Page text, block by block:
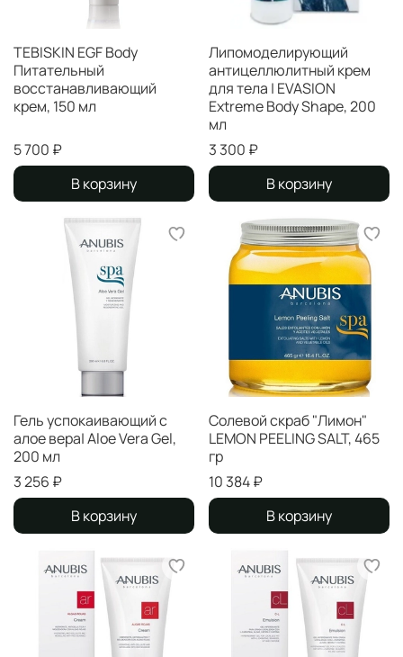
TEBISKIN EGF Body
Питательный
восстанавливающий
крем, 150 мл
5 700 ₽
В корзину
Липомоделирующий
антицеллюлитный крем
для тела | EVASION
Extreme Body Shape, 200
мл
3 300 ₽
В корзину
Гель успокаивающий с
алое вера| Aloe Vera Gel,
200 мл
3 256 ₽
В корзину
Солевой скраб "Лимон"
LEMON PEELING SALT, 465
гр
10 384 ₽
В корзину